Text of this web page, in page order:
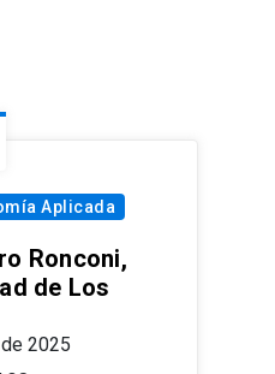
Aplicada
Ronconi,
de Los
2025